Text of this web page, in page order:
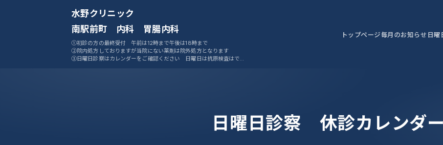
水野クリニック
南駅前町 内科 胃腸内科
①初診の方の最終受付 午前は12時まで午後は18時まで
②院内処方しておりますが当院にない薬剤は院外処方となります
③日曜日診察はカレンダーをご確認ください 日曜日は抗原検査はでき
トップページ毎月のお知らせ 日
日曜日診察 休診カレンダー